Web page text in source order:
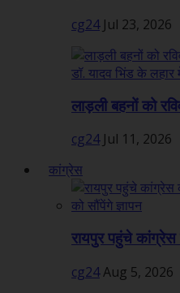
cg24 Jul 23, 2026
लाड़ली बहनों को
cg24 Jul 11, 2026
कांग्रेस
रायपुर पहुंचे कांग्रेस
cg24Aug 5, 2026